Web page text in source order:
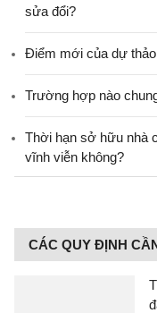
sửa đổi?
Điểm mới của dự
Trường hợp nào
Thời hạn sở hữu nhà
vĩnh viễn không?
CÁC QUY ĐỊNH